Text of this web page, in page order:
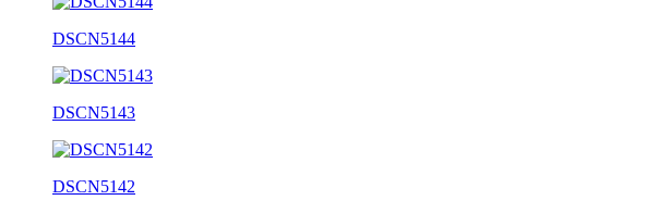
DSCN5144
DSCN5143
DSCN5142